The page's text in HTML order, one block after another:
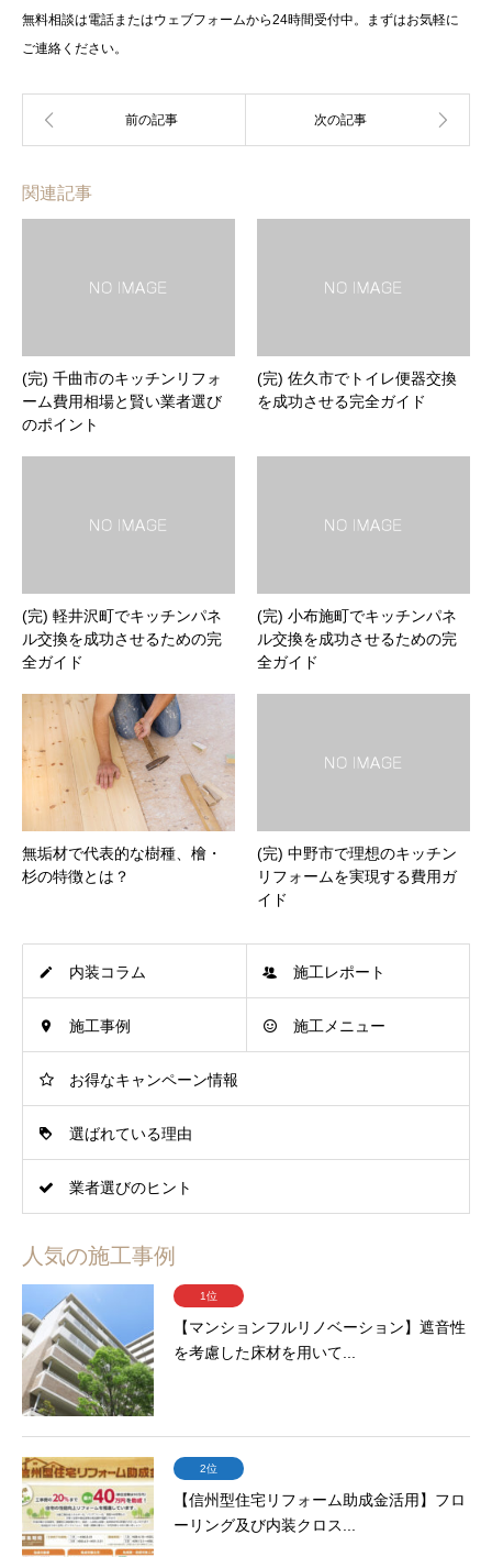
無料相談は電話またはウェブフォームから24時間受付中。まずはお気軽に
ご連絡ください。
関連記事
(完) 千曲市のキッチンリフォ
ーム費用相場と賢い業者選び
のポイント
(完) 佐久市でトイレ便器交換
を成功させる完全ガイド
(完) 軽井沢町でキッチンパネ
ル交換を成功させるための完
全ガイド
(完) 小布施町でキッチンパネ
ル交換を成功させるための完
全ガイド
無垢材で代表的な樹種、檜・
杉の特徴とは？
(完) 中野市で理想のキッチン
リフォームを実現する費用ガ
イド
内装コラム 施工レポート
施工事例 施工メニュー
お得なキャンペーン情報
選ばれている理由
業者選びのヒント
人気の施工事例
1位
【マンションフルリノベーション】遮音性
を考慮した床材を用いて...
2位
【信州型住宅リフォーム助成金活用】フロ
ーリング及び内装クロス...